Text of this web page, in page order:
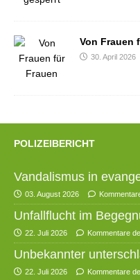
Von Frauen
30. April 2026
POLIZEIBERICHT
Vandalismus in
03. August 2026
Unfallflucht im
22. Juli 2026 Kommentare
Unbekannter
22. Juli 2026 Kommentare